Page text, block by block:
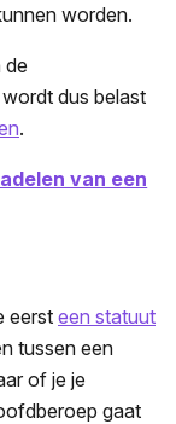
worden.
de
dus belast
.
van een
eerst een statuut
tussen een
of je je
gaat